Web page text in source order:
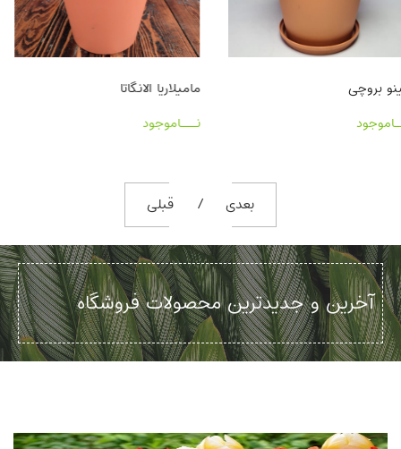
مامیلاریا الانگاتا
نـــاموجود
ژمینو بروچی
نـــاموجود
قبلی بعدی
آخرین و جدیدترین محصولات فروشگاه